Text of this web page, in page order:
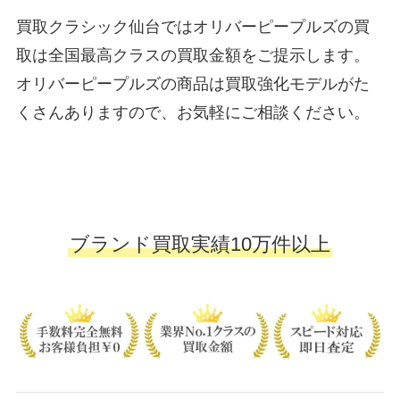
買取クラシック仙台ではオリバーピープルズの買
取は全国最高クラスの買取金額をご提示します。
オリバーピープルズの商品は買取強化モデルがた
くさんありますので、お気軽にご相談ください。
ブランド買取実績10万件以上